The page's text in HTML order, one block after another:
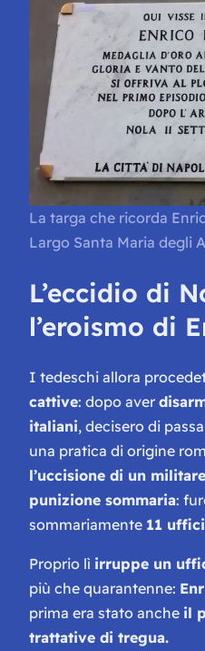
La targa che ricorda
Largo Santa Maria degli
L’eccidio di
l’eroismo di
I tedeschi allora
cattive: dopo aver
italiani, decisero di
una pratica di origine
l’uccisione di un
punizione sommaria:
sommariamente 11
Proprio lì irruppe un
più che quarantenne:
prima era stato anche il
trattative di tregua.